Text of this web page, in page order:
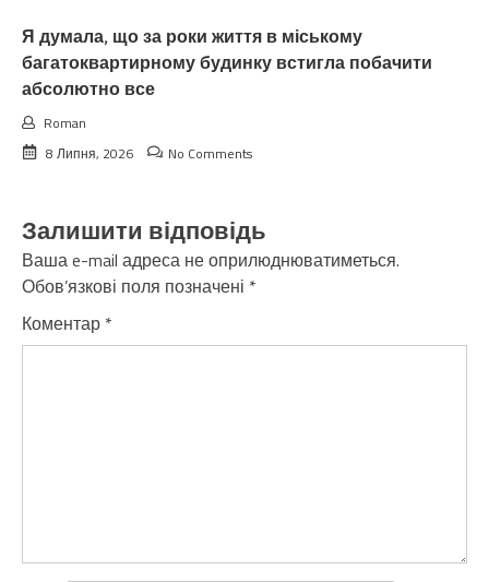
Я думала, що за роки життя в міському
багатоквартирному будинку встигла побачити
абсолютно все
Roman
8 Липня, 2026
No Comments
Залишити відповідь
Ваша e-mail адреса не оприлюднюватиметься.
Обов’язкові поля позначені *
Коментар *